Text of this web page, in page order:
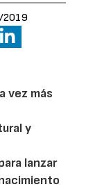
vez más
y
lanzar